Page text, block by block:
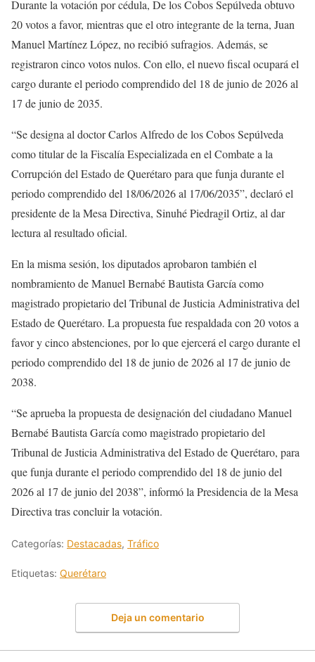
Durante la votación por cédula, De los Cobos Sepúlveda obtuvo
20 votos a favor, mientras que el otro integrante de la terna, Juan
Manuel Martínez López, no recibió sufragios. Además, se
registraron cinco votos nulos. Con ello, el nuevo fiscal ocupará el
cargo durante el periodo comprendido del 18 de junio de 2026 al
17 de junio de 2035.
“Se designa al doctor Carlos Alfredo de los Cobos Sepúlveda
como titular de la Fiscalía Especializada en el Combate a la
Corrupción del Estado de Querétaro para que funja durante el
periodo comprendido del 18/06/2026 al 17/06/2035”, declaró el
presidente de la Mesa Directiva, Sinuhé Piedragil Ortiz, al dar
lectura al resultado oficial.
En la misma sesión, los diputados aprobaron también el
nombramiento de Manuel Bernabé Bautista García como
magistrado propietario del Tribunal de Justicia Administrativa del
Estado de Querétaro. La propuesta fue respaldada con 20 votos a
favor y cinco abstenciones, por lo que ejercerá el cargo durante el
periodo comprendido del 18 de junio de 2026 al 17 de junio de
2038.
“Se aprueba la propuesta de designación del ciudadano Manuel
Bernabé Bautista García como magistrado propietario del
Tribunal de Justicia Administrativa del Estado de Querétaro, para
que funja durante el periodo comprendido del 18 de junio del
2026 al 17 de junio del 2038”, informó la Presidencia de la Mesa
Directiva tras concluir la votación.
Categorías: Destacadas, Tráfico
Etiquetas: Querétaro
Deja un comentario